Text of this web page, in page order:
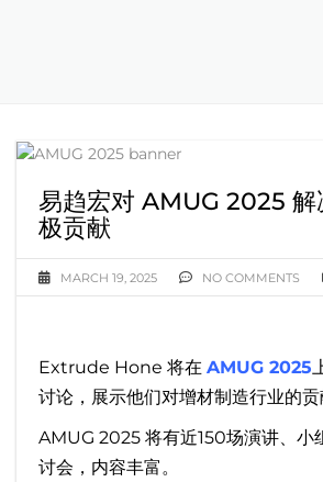
易趋宏对 AMUG 2025 解
极贡献
MARCH 19, 2025 NO COMMENTS
Extrude Hone 将在 AMUG 2025
讨论，展示他们对增材制造行业的贡
AMUG 2025 将有近150场演讲、小
讨会，内容丰富。